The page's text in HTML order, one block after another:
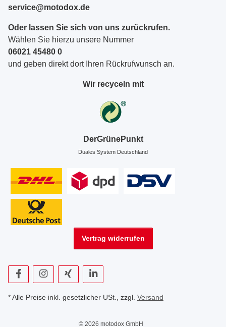
service@motodox.de
Oder lassen Sie sich von uns zurückrufen.
Wählen Sie hierzu unsere Nummer
06021 45480 0
und geben direkt dort Ihren Rückrufwunsch an.
Wir recyceln mit
DerGrünePunkt
Duales System Deutschland
Vertrag widerrufen
* Alle Preise inkl. gesetzlicher USt., zzgl. Versand
© 2026 motodox GmbH